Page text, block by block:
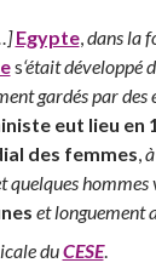
Egypte,dans la
s‘était développé
gardés par des
eut lieu en
des femmes,
hommes
et longuement
duCESE.